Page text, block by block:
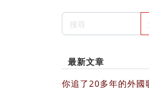
最新文章
你追了20多年的外國